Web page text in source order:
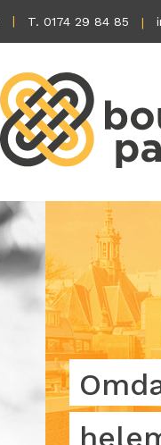
T. 0174 29 84 85